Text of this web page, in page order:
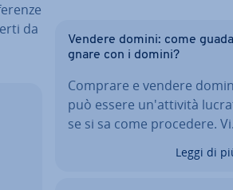
da
Vendere domini: come
gna­re con i domini?
Comprare e vendere
può essere un'at­ti­vi­tà
se si sa come procedere.
Leggi di